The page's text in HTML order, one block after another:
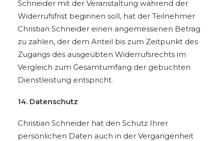
Schneider mit der Veranstaltung während der
Widerrufsfrist beginnen soll, hat der Teilnehmer
Christian Schneider einen angemessenen Betrag
zu zahlen, der dem Anteil bis zum Zeitpunkt des
Zugangs des ausgeübten Widerrufsrechts im
Vergleich zum Gesamtumfang der gebuchten
Dienstleistung entspricht.
14. Datenschutz
Christian Schneider hat den Schutz Ihrer
persönlichen Daten auch in der Vergangenheit